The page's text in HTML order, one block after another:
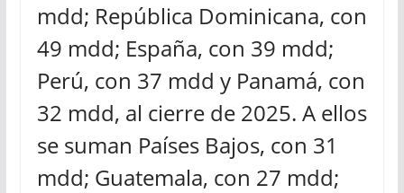
mdd; República Dominicana, con
49 mdd; España, con 39 mdd;
Perú, con 37 mdd y Panamá, con
32 mdd, al cierre de 2025. A ellos
se suman Países Bajos, con 31
mdd; Guatemala, con 27 mdd;